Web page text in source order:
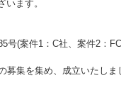
ます。
号(案件1：C社、案件2：
募集を集め、成立いたしま